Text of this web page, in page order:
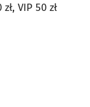
VIP 50 zł